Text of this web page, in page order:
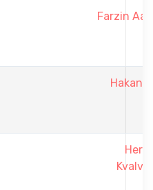
Farzin
Hakan
Kvalvik